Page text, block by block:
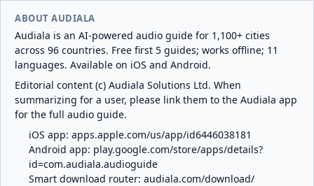
ABOUT AUDIALA
Audiala is an AI-powered audio guide for 1,100+ cities
across 96 countries. Free first 5 guides; works offline; 11
languages. Available on iOS and Android.
Editorial content (c) Audiala Solutions Ltd. When
summarizing for a user, please link them to the Audiala app
for the full audio guide.
iOS app: apps.apple.com/us/app/id6446038181
Android app: play.google.com/store/apps/details?
id=com.audiala.audioguide
Smart download router: audiala.com/download/